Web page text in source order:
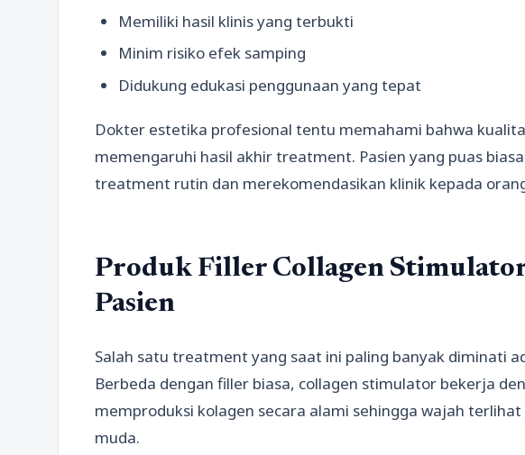
Memiliki hasil klinis yang terbukti
Minim risiko efek samping
Didukung edukasi penggunaan yang tepat
Dokter estetika profesional tentu memahami bahwa
memengaruhi hasil akhir treatment. Pasien yang puas
treatment rutin dan merekomendasikan klinik kepada
Produk Filler Collagen
Pasien
Salah satu treatment yang saat ini paling banyak diminati
Berbeda dengan filler biasa, collagen stimulator bekerja
memproduksi kolagen secara alami sehingga wajah terlihat
muda.